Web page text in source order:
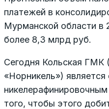
платежей в
Мурманской области в
более 8,3 млрд руб.
Сегодня Кольская ГМК
«Норникель»)
того, чтобы этого